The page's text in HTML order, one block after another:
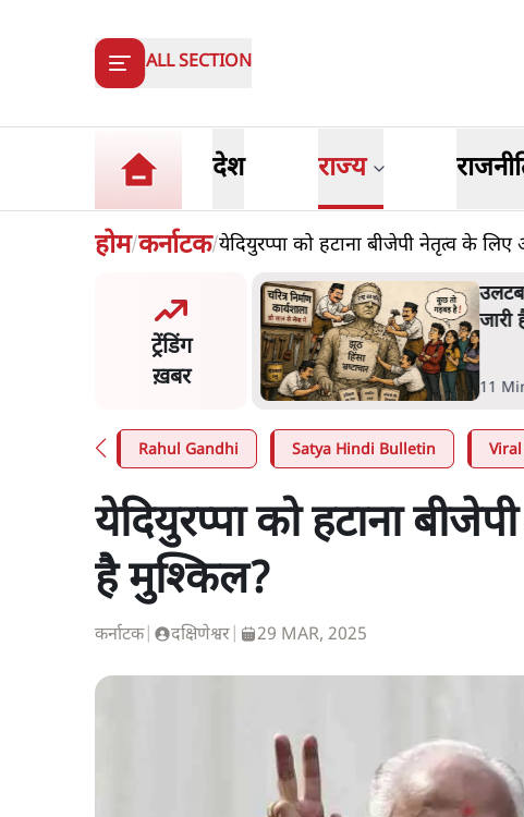
ALL SECTION
देश राज्य
होम/कर्नाटक/येदियुरप्पा को हटाना बीजेपी नेतृत्व के
ट्रेंडिंग
ख़बर
2.32 करोड़ रोज़ाना खर्चः
ने विज्ञापनों पर उड़ाने में
को भी पीछे छोड़ा
जारी है
11
Rahul Gandhi Satya Hindi Bulletin
येदियुरप्पा को हटाना
है मुश्किल?
कर्नाटक| दक्षिणेश्वर 29 MAR, 2025